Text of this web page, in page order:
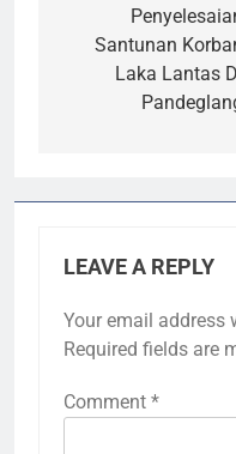
Santunan
Laka Lantas
LEAVE A REPLY
Your email address
Required fields are
Comment *